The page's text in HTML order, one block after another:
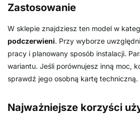
Zastosowanie
W sklepie znajdziesz ten model w
podczerwieni. Przy wyborze
pracy i planowany sposób instalacji.
wariantu. Jeśli porównujesz inną moc,
sprawdź jego osobną kartę techniczną.
Najważniejsze korzyści